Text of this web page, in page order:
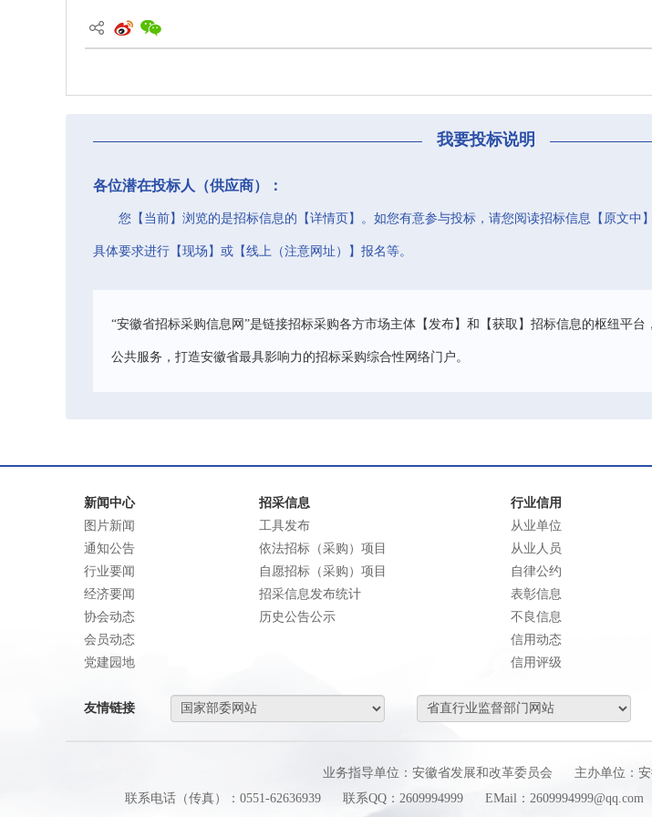
我要投标说明
各位潜在投标人（供应商）：
您【当前】浏览的是招标信息的【详情页】。如您有意参与投标，请您阅读招标信息【原文中
具体要求进行【现场】或【线上（注意网址）】报名等。
“安徽省招标采购信息网”是链接招标采购各方市场主体【发布】和【获取】招标信息的枢纽平
公共服务，打造安徽省最具影响力的招标采购综合性网络门户。
新闻中心
图片新闻
通知公告
行业要闻
经济要闻
协会动态
会员动态
党建园地
招采信息
工具发布
依法招标（采购）项目
自愿招标（采购）项目
招采信息发布统计
历史公告公示
行业信用
从业单位
从业人员
自律公约
表彰信息
不良信息
信用动态
信用评级
友情链接
业务指导单位：安徽省发展和改革委员会 主办单位：
联系电话（传真）：0551-62636939
联系QQ：2609994999 EMail：2609994999@qq.com